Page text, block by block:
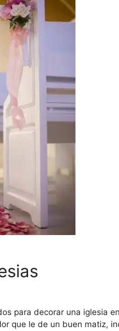
para decorar una iglesia
que le de un buen matiz,